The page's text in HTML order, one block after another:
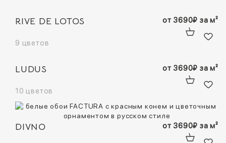
RIVE DE LOTOS
9 цветов
от 3690₽ за м²
LUDUS
10 цветов
от 3690₽ за м²
DIVNO от 3690₽ за м²